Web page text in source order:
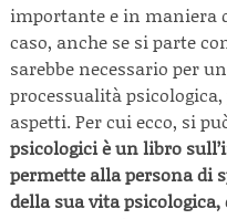
importante e in maniera
caso, anche se si parte
sarebbe necessario per
processualità
aspetti. Per cui ecco, si
psicologici è un libro
permette alla persona di
della sua vita